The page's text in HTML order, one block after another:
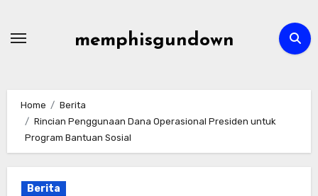
memphisgundown
Home
Berita
Rincian Penggunaan Dana Operasional Presiden untuk
Program Bantuan Sosial
Berita